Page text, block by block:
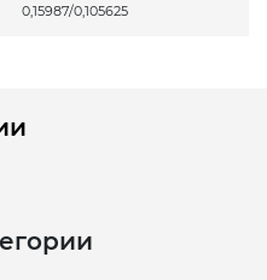
0,15987/0,105625